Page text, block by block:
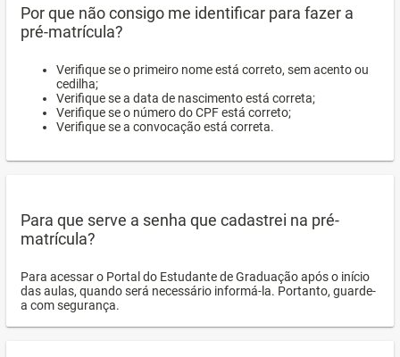
Por que não consigo me identificar para fazer a
pré-matrícula?
Verifique se o primeiro nome está correto, sem acento ou
cedilha;
Verifique se a data de nascimento está correta;
Verifique se o número do CPF está correto;
Verifique se a convocação está correta.
Para que serve a senha que cadastrei na pré-
matrícula?
Para acessar o Portal do Estudante de Graduação após o início
das aulas, quando será necessário informá-la. Portanto, guarde-
a com segurança.